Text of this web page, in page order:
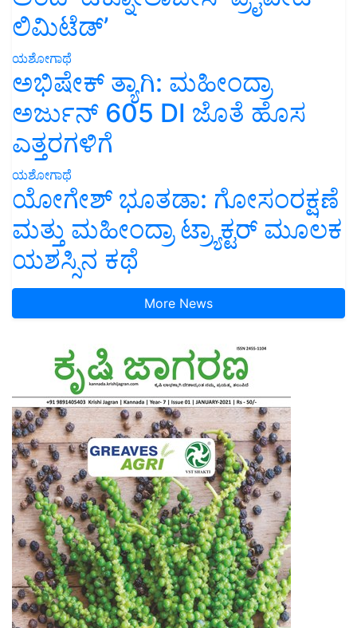
ಲಿಮಿಟೆಡ್’
ಯಶೋಗಾಥೆ
ಅಭಿಷೇಕ್ ತ್ಯಾಗಿ: ಮಹೀಂದ್ರಾ
ಅರ್ಜುನ್ 605 DI ಜೊತೆ ಹೊಸ
ಎತ್ತರಗಳಿಗೆ
ಯಶೋಗಾಥೆ
ಯೋಗೇಶ್ ಭೂತಡಾ: ಗೋಸಂರಕ್ಷಣೆ
ಮತ್ತು ಮಹೀಂದ್ರಾ ಟ್ರ್ಯಾಕ್ಟರ್ ಮೂಲಕ
ಯಶಸ್ಸಿನ ಕಥೆ
More News